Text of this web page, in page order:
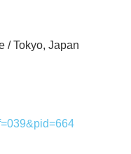
/ Tokyo, Japan